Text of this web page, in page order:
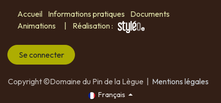
Accueil Informations pratiques
Documents
Animations
| Réalisation :
Se connecter
Copyright ©Domaine du Pin de la Lègue | Mentions légales
Français